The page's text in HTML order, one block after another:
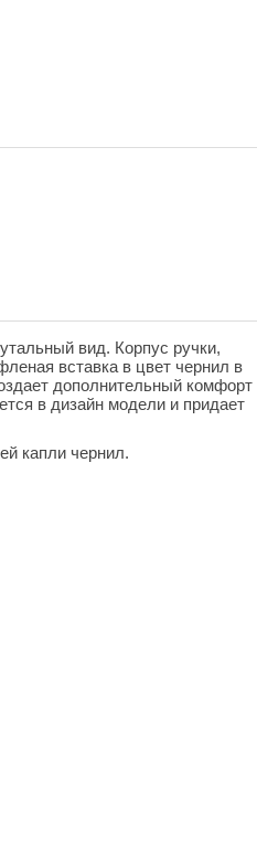
вид. Корпус ручки,
вставка в цвет чернил в
дополнительный комфорт
в дизайн модели и придает
капли чернил.